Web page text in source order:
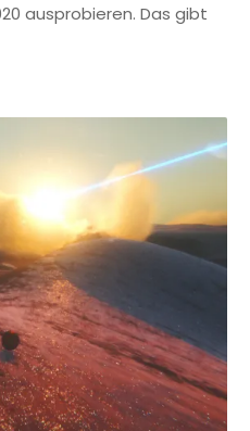
ausprobieren. Das gibt